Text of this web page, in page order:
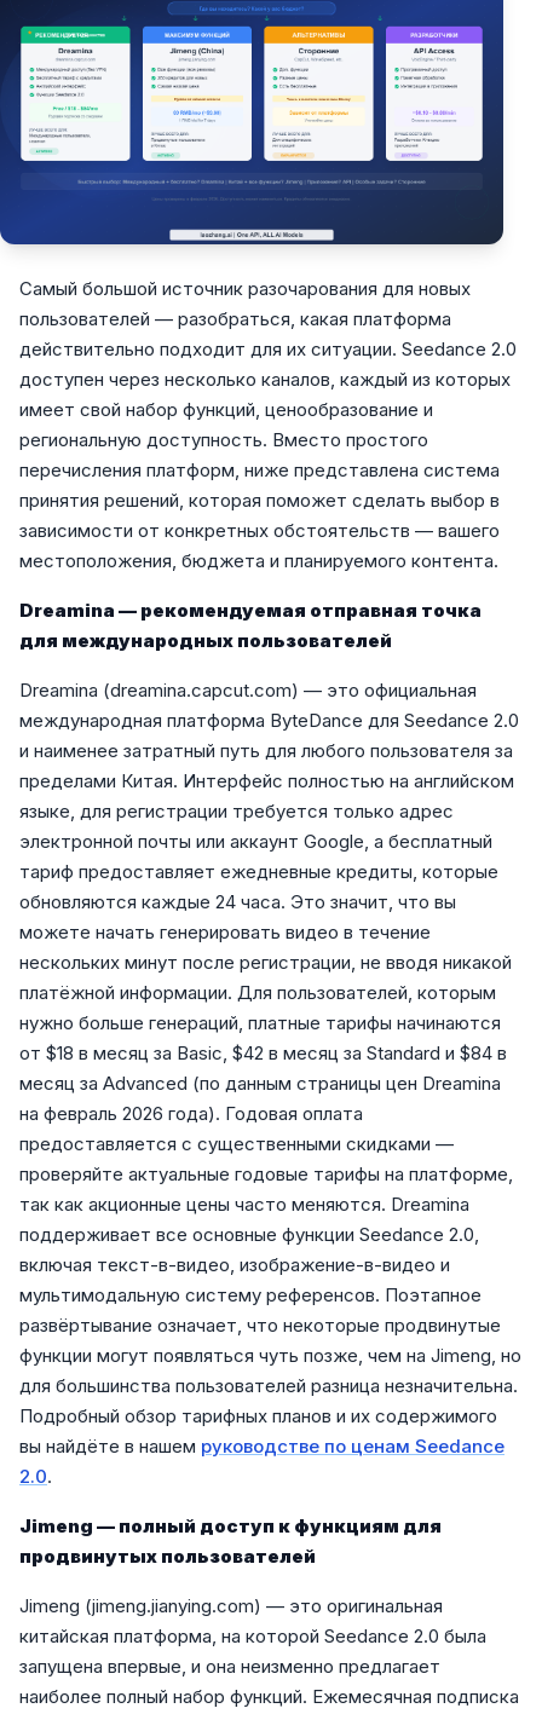
Самый большой источник разочарования для новых
пользователей — разобраться, какая платформа
действительно подходит для их ситуации. Seedance 2.0
доступен через несколько каналов, каждый из которых
имеет свой набор функций, ценообразование и
региональную доступность. Вместо простого
перечисления платформ, ниже представлена система
принятия решений, которая поможет сделать выбор в
зависимости от конкретных обстоятельств — вашего
местоположения, бюджета и планируемого контента.
Dreamina — рекомендуемая отправная точка
для международных пользователей
Dreamina (dreamina.capcut.com) — это официальная
международная платформа ByteDance для Seedance 2.0
и наименее затратный путь для любого пользователя за
пределами Китая. Интерфейс полностью на английском
языке, для регистрации требуется только адрес
электронной почты или аккаунт Google, а бесплатный
тариф предоставляет ежедневные кредиты, которые
обновляются каждые 24 часа. Это значит, что вы
можете начать генерировать видео в течение
нескольких минут после регистрации, не вводя никакой
платёжной информации. Для пользователей, которым
нужно больше генераций, платные тарифы начинаются
от $18 в месяц за Basic, $42 в месяц за Standard и $84 в
месяц за Advanced (по данным страницы цен Dreamina
на февраль 2026 года). Годовая оплата
предоставляется с существенными скидками —
проверяйте актуальные годовые тарифы на платформе,
так как акционные цены часто меняются. Dreamina
поддерживает все основные функции Seedance 2.0,
включая текст-в-видео, изображение-в-видео и
мультимодальную систему референсов. Поэтапное
развёртывание означает, что некоторые продвинутые
функции могут появляться чуть позже, чем на Jimeng, но
для большинства пользователей разница незначительна.
Подробный обзор тарифных планов и их содержимого
вы найдёте в нашем руководстве по ценам Seedance
2.0.
Jimeng — полный доступ к функциям для
продвинутых пользователей
Jimeng (jimeng.jianying.com) — это оригинальная
китайская платформа, на которой Seedance 2.0 была
запущена впервые, и она неизменно предлагает
наиболее полный набор функций. Ежемесячная подписка